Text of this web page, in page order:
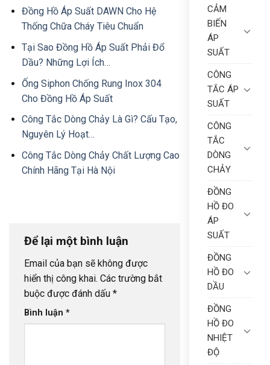
Đồng Hồ Áp Suất DAWN Cho Hệ
Thống Chữa Cháy Tiêu Chuẩn
Tại Sao Đồng Hồ Áp Suất Phải Đổ
Dầu? Những Lợi Ích…
Ống Siphon Chống Rung Inox 304
Cho Đồng Hồ Áp Suất
Công Tắc Dòng Chảy Là Gì? Cấu Tạo,
Nguyên Lý Hoạt…
Công Tắc Dòng Chảy Chất Lượng Cao
Chính Hãng Tại Hà Nội
Để lại một bình luận
Email của bạn sẽ không được
hiển thị công khai. Các trường bắt
buộc được đánh dấu *
Bình luận *
CẢM
BIẾN
ÁP
SUẤT
CÔNG
TẮC ÁP
SUẤT
CÔNG
TẮC
DÒNG
CHẢY
ĐỒNG
HỒ ĐO
ÁP
SUẤT
ĐỒNG
HỒ ĐO
DẦU
ĐỒNG
HỒ ĐO
NHIỆT
ĐỘ